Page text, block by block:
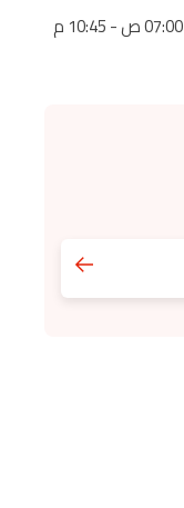
07:00 ص - 10:45 م